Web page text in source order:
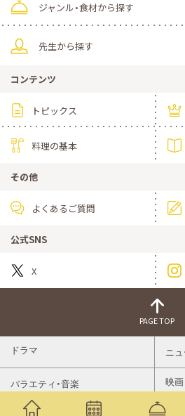
ジャンル・食材から探す
先生から探す
コンテンツ
トピックス
料理の基本
その他
よくあるご質問
公式SNS
X
PAGE TOP
ドラマ ニュ
バラエティ・音楽 映画
スポーツ アニ